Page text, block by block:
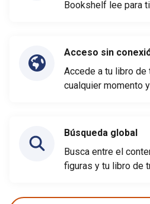
Bookshelf lee para ti
Acceso sin
Accede a tu libro
cualquier momento
Búsqueda global
Busca entre el
figuras y tu libro de